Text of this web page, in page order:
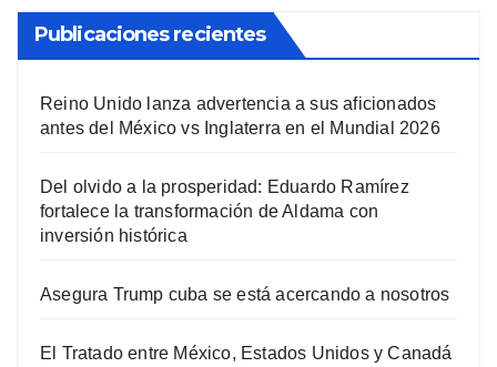
Publicaciones recientes
Reino Unido lanza advertencia a sus aficionados
antes del México vs Inglaterra en el Mundial 2026
Del olvido a la prosperidad: Eduardo Ramírez
fortalece la transformación de Aldama con
inversión histórica
Asegura Trump cuba se está acercando a nosotros
El Tratado entre México, Estados Unidos y Canadá